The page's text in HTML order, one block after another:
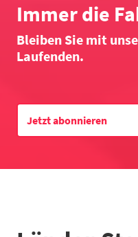
Datentabelle zum
2024
4
2025
6
Immer die
Bleiben Sie mit
Laufenden.
Jetzt abonnieren